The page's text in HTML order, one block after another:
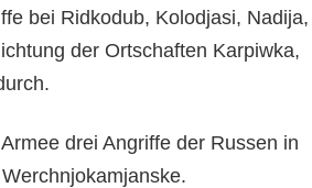
bei Ridkodub, Kolodjasi, Nadija,
der Ortschaften Karpiwka,
drei Angriffe der Russen in